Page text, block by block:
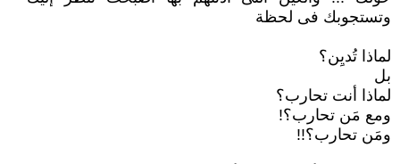
وتستجوبك فى لحظة
لماذا تُديِن؟
بل
لماذا أنت تحارب؟
ومع مَن تحارب؟!
ومَن تحارب؟!!